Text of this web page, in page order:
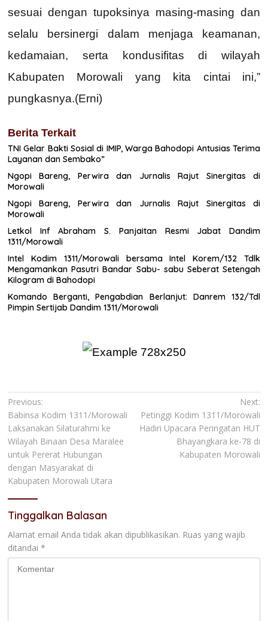
sesuai dengan tupoksinya masing-masing dan
selalu bersinergi dalam menjaga keamanan,
kedamaian, serta kondusifitas di wilayah
Kabupaten Morowali yang kita cintai ini,”
pungkasnya.(Erni)
Berita Terkait
TNI Gelar Bakti Sosial di IMIP, Warga Bahodopi Antusias Terima
Layanan dan Sembako”
Ngopi Bareng, Perwira dan Jurnalis Rajut Sinergitas di
Morowali
Ngopi Bareng, Perwira dan Jurnalis Rajut Sinergitas di
Morowali
Letkol Inf Abraham S. Panjaitan Resmi Jabat Dandim
1311/Morowali
Intel Kodim 1311/Morowali bersama Intel Korem/132 Tdlk
Mengamankan Pasutri Bandar Sabu- sabu Seberat Setengah
Kilogram di Bahodopi
Komando Berganti, Pengabdian Berlanjut: Danrem 132/Tdl
Pimpin Sertijab Dandim 1311/Morowali
Navigasi
pos
Previous:
Babinsa Kodim 1311/Morowali
Laksanakan Silaturahmi ke
Wilayah Binaan Desa Maralee
untuk Pererat Hubungan
dengan Masyarakat di
Kabupaten Morowali Utara
Next:
Petinggi Kodim 1311/Morowali
Hadiri Upacara Peringatan HUT
Bhayangkara ke-78 di
Kabupaten Morowali
Tinggalkan Balasan
Alamat email Anda tidak akan dipublikasikan. Ruas yang wajib
ditandai *